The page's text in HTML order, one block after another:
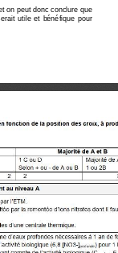
on peut donc conclure que
utile  et  bénéfique  pour